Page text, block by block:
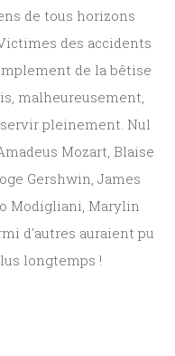
de tous horizons
des accidents
de la bêtise
malheureusement,
pleinement. Nul
Mozart, Blaise
Gershwin, James
Modigliani, Marylin
d'autres auraient pu
longtemps !